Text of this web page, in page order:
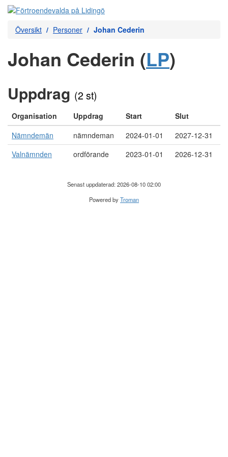
Översikt Personer Johan Cederin
Johan Cederin (LP)
Uppdrag (2 st)
Organisation Uppdrag Start
Slut
Nämndemän
nämndeman 2024-01-01
2027-12-31
Valnämnden
ordförande 2023-01-01 2026-12-31
Senast uppdaterad: 2026-08-10 02:00
Powered byTroman